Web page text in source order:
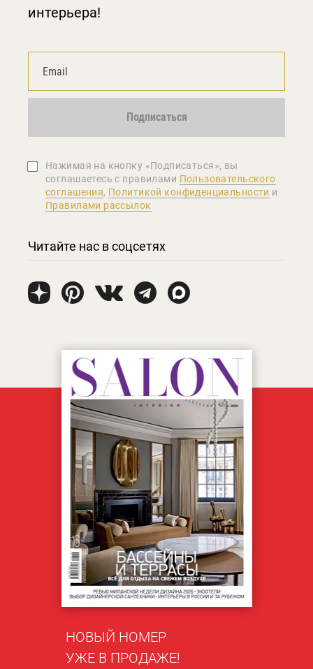
интерьера!
Подписаться
Нажимая на кнопку «Подписаться», вы
соглашаетеcь с правилами Пользовательского
соглашения, Политикой конфиденциальности и
Правилами рассылок
Читайте нас в соцсетях
НОВЫЙ НОМЕР
УЖЕ В ПРОДАЖЕ!